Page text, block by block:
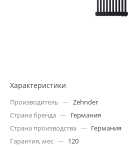
Характеристики
Производитель — Zehnder
Страна бренда — Германия
Страна производства — Германия
Гарантия, мес — 120